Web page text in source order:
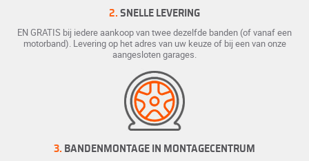
2. SNELLE LEVERING
EN GRATIS bij iedere aankoop van twee dezelfde banden (of vanaf een
motorband). Levering op het adres van uw keuze of bij een van onze
aangesloten garages.
3. BANDENMONTAGE IN MONTAGECENTRUM